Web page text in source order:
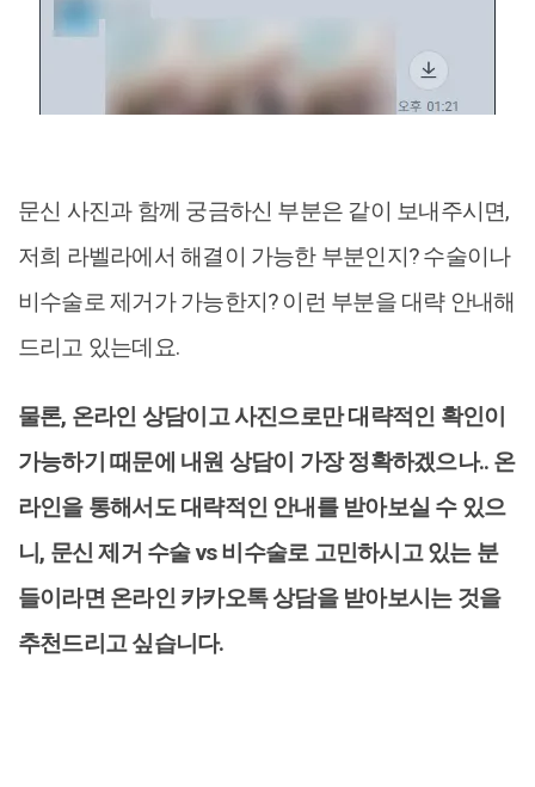
문신 사진과 함께 궁금하신 부분은 같이 보내주시면,
저희 라벨라에서 해결이 가능한 부분인지? 수술이나
비수술로 제거가 가능한지? 이런 부분을 대략 안내해
드리고 있는데요.
물론, 온라인 상담이고 사진으로만 대략적인 확인이
가능하기 때문에 내원 상담이 가장 정확하겠으나.. 온
라인을 통해서도 대략적인 안내를 받아보실 수 있으
니, 문신 제거 수술 vs 비수술로 고민하시고 있는 분
들이라면 온라인 카카오톡 상담을 받아보시는 것을
추천드리고 싶습니다.